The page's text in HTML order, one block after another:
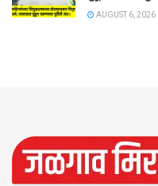
AUGUST 6, 2026